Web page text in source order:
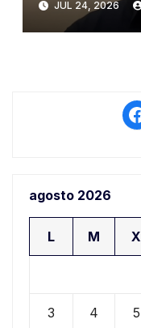
Puno
JUL 24, 2026
agosto 2026
L M X
3 4 5